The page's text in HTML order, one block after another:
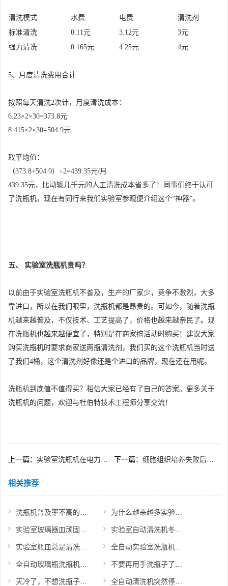
清洗模式 水费 电费
清洗剂
标准清洗
0.11元 3.12元
3元
强力清洗
0.165元 4.25元 4元
5、月度清洗费用合计
按照每天清洗2次计，月度清洗成本：
6.23×2×30=373.8元
8.415×2×30=504.9元
取平均值：
（373.8+504.9）÷2=439.35元/月
439.35元，比动辄几千元的人工清洗成本省多了！同事们终于认可
了洗瓶机，现在有同行来我们实验室参观便介绍这个“神器”。
五、 实验室洗瓶机贵吗？
以前由于实验室洗瓶机不普及，生产的厂家少，竞争不激烈，大多
靠进口，所以在我们眼里，洗瓶机都是昂贵的。可如今，随着洗瓶
机越来越普及，不仅技术、工艺提高了，价格也越来越亲民了。现
在洗瓶机也越来越便宜了，特别是在商家搞活动时购买！建议大家
购买洗瓶机时要求商家送两瓶清洗剂，我们买的这个洗瓶机当时送
了我们4桶，这个清洗剂好像还是个进口的品牌，现在还在用呢。
洗瓶机到底值不值得买？相信大家已经有了自己的答案。更多关于
洗瓶机的问题，欢迎与杜伯特技术工程师分享交流！
上一篇： 实验室洗瓶机在电力油化实验室的应用 下一篇： 细胞组织培养失败后，是否想到玻璃器皿的清洗不干净？
相关推荐
洗瓶机普及率不高的原因是什么？到底值不值得入手？ 为什么越来越多实验室选择用洗瓶机？
实验室玻璃器皿顽固附着物的清洗方法 实验室自动清洗机冬天防冻保养小贴士！
实验室瓶皿总是清洗不干净？原因可能是这些！ 全自动实验室洗瓶机选购指南！从原理、应用、品牌到操作教程
全自动玻璃瓶洗瓶机如何选？掌握这几点轻松拿捏！ 不要再用手洗瓶子了，人工洗瓶的伤害你知道吗？
天冷了，不想洗瓶子，幸好有杜伯特实验室自动清洗机！ 全自动清洗机突然停运、显示错误代码等故障原因分析维修